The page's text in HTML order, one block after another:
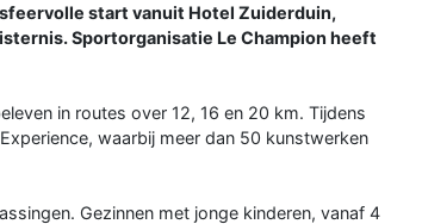
start vanuit Hotel Zuiderduin,
Sportorganisatie Le Champion heeft
in routes over 12, 16 en 20 km. Tijdens
waarbij meer dan 50 kunstwerken
Gezinnen met jonge kinderen, vanaf 4